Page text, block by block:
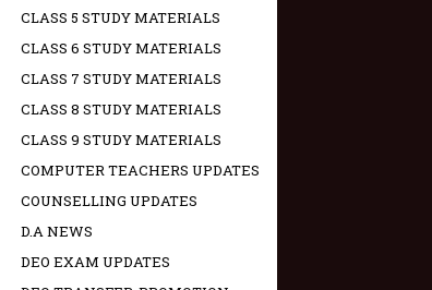
CLASS 5 STUDY MATERIALS
CLASS 6 STUDY MATERIALS
CLASS 7 STUDY MATERIALS
CLASS 8 STUDY MATERIALS
CLASS 9 STUDY MATERIALS
COMPUTER TEACHERS UPDATES
COUNSELLING UPDATES
D.A NEWS
DEO EXAM UPDATES